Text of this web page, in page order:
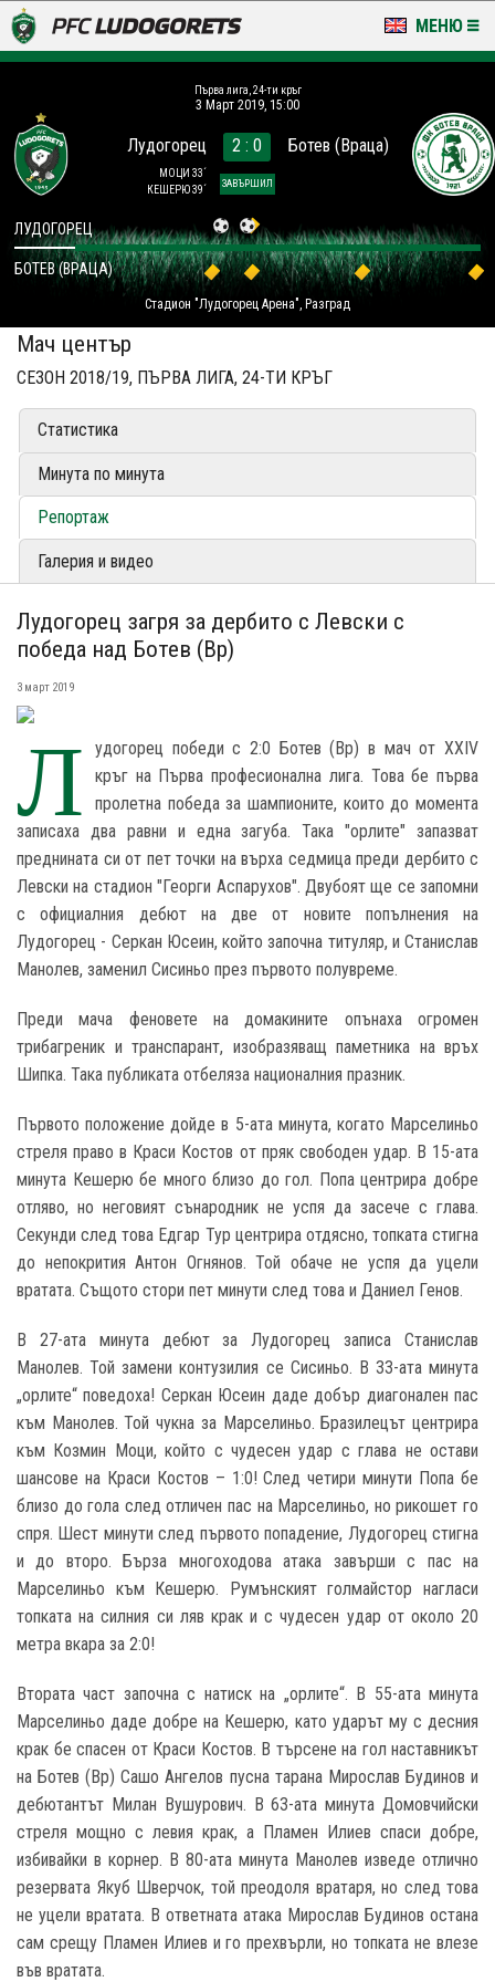
МЕНЮ
LUDOGORETS TV
НА ТЕРЕНА
СТАДИОН & БАЗИ
КЛУБ
ЗА ФЕНОВЕ
Първа лига, 24-ти кръг
3 Март 2019, 15:00
Лудогорец
МОЦИ 33´
КЕШЕРЮ 39´
2 : 0
ЗАВЪРШИЛ
Ботев (Враца)
Стадион "Лудогорец Арена", Разград
ЛУДОГОРЕЦ
БОТЕВ (ВРАЦА)
Мач център
СЕЗОН 2018/19, ПЪРВА ЛИГА, 24-ТИ КРЪГ
Статистика
Минута по минута
Репортаж
Галерия и видео
Лудогорец загря за дербито с Левски с
победа над Ботев (Вр)
3 март 2019
Л
удогорец победи с 2:0 Ботев (Вр) в мач от XXIV
кръг на Първа професионална лига. Това бе първа
пролетна победа за шампионите, които до момента
записаха два равни и една загуба. Така "орлите" запазват
преднината си от пет точки на върха седмица преди дербито с
Левски на стадион "Георги Аспарухов". Двубоят ще се запомни
с официалния дебют на две от новите попълнения на
Лудогорец - Серкан Юсеин, който започна титуляр, и Станислав
Манолев, заменил Сисиньо през първото полувреме.
Преди мача феновете на домакините опънаха огромен
трибагреник и транспарант, изобразяващ паметника на връх
Шипка. Така публиката отбеляза националния празник.
Първото положение дойде в 5-ата минута, когато Марселиньо
стреля право в Краси Костов от пряк свободен удар. В 15-ата
минута Кешерю бе много близо до гол. Попа центрира добре
отляво, но неговият сънародник не успя да засече с глава.
Секунди след това Едгар Тур центрира отдясно, топката стигна
до непокрития Антон Огнянов. Той обаче не успя да уцели
вратата. Същото стори пет минути след това и Даниел Генов.
В 27-ата минута дебют за Лудогорец записа Станислав
Манолев. Той замени контузилия се Сисиньо. В 33-ата минута
„орлите“ поведоха! Серкан Юсеин даде добър диагонален пас
към Манолев. Той чукна за Марселиньо. Бразилецът центрира
към Козмин Моци, който с чудесен удар с глава не остави
шансове на Краси Костов – 1:0! След четири минути Попа бе
близо до гола след отличен пас на Марселиньо, но рикошет го
спря. Шест минути след първото попадение, Лудогорец стигна
и до второ. Бърза многоходова атака завърши с пас на
Марселиньо към Кешерю. Румънският голмайстор нагласи
топката на силния си ляв крак и с чудесен удар от около 20
метра вкара за 2:0!
Втората част започна с натиск на „орлите“. В 55-ата минута
Марселиньо даде добре на Кешерю, като ударът му с десния
крак бе спасен от Краси Костов. В търсене на гол наставникът
на Ботев (Вр) Сашо Ангелов пусна тарана Мирослав Будинов и
дебютантът Милан Вушурович. В 63-ата минута Домовчийски
стреля мощно с левия крак, а Пламен Илиев спаси добре,
избивайки в корнер. В 80-ата минута Манолев изведе отлично
резервата Якуб Шверчок, той преодоля вратаря, но след това
не уцели вратата. В ответната атака Мирослав Будинов остана
сам срещу Пламен Илиев и го прехвърли, но топката не влезе
във вратата.